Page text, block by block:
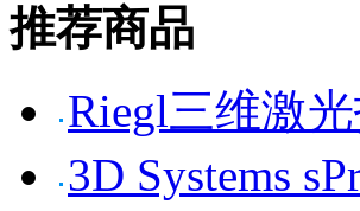
推荐商品
Riegl三维激
3D Systems